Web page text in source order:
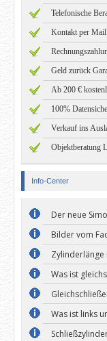
Telefonische
Kontakt per Mail
Geld zurück
Ab 200 €
100%
Verkauf ins
Objektberatung
Info-Center
Der neue
Bilder vom
Zylinderlänge
Was ist
Was ist links